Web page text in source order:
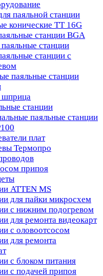
паяльной станции
конические TT 16G
станции BGA
станции
станции с
паяльные станции
шприца
станции
паяльные станции
плат
Термопро
припоя
ATTEN MS
для пайки микросхем
с нижним подогревом
для ремонта видеокарт
с оловоотсосом
для ремонта
с блоком питания
с подачей припоя